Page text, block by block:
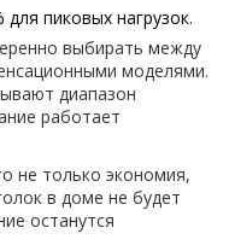
пиковых нагрузок.
выбирать между
моделями.
диапазон
работает
не только экономия,
в доме не будет
останутся